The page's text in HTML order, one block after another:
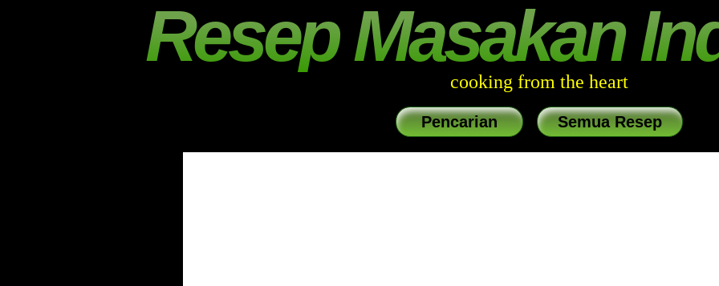
Resep Masakan
cooking from the heart
Pencarian Semua Resep